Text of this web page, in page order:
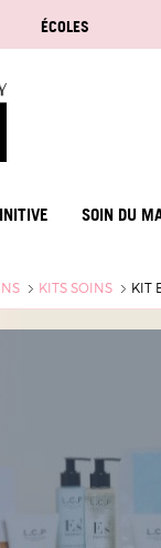
ÉCOLES
SOIN DU
KITS SOINS KIT